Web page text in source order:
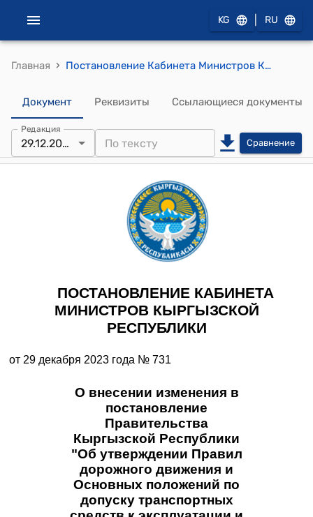
KG RU
Главная › Постановление Кабинета Министров КР от 29 декабря 2023 года № 731 "О внесении изменения в постановление Правительства Кыргызской Республики "Об утверждении Правил дорожного движения и Основных положений по допуску транспортных средств к эксплуатации и обязанностей должностных лиц по обеспечению безопасности дорожного движения" от 4 августа 1999 года № 421"
Документ Реквизиты Ссылающиеся документы
Редакция
29.12.2023 Сравнение